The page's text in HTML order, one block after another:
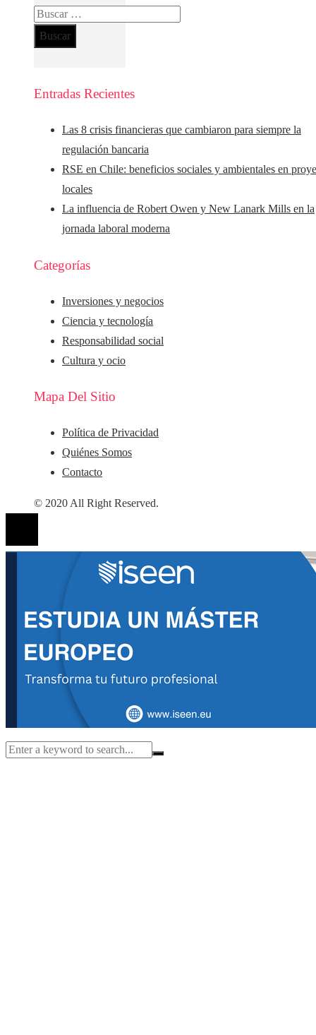
Buscar:
Entradas Recientes
Las 8 crisis financieras que cambiaron para siempre la
regulación bancaria
RSE en Chile: beneficios sociales y ambientales en
locales
La influencia de Robert Owen y New Lanark Mills en la
jornada laboral moderna
Categorías
Inversiones y negocios
Ciencia y tecnología
Responsabilidad social
Cultura y ocio
Mapa Del Sitio
Política de Privacidad
Quiénes Somos
Contacto
© 2020 All Right Reserved.